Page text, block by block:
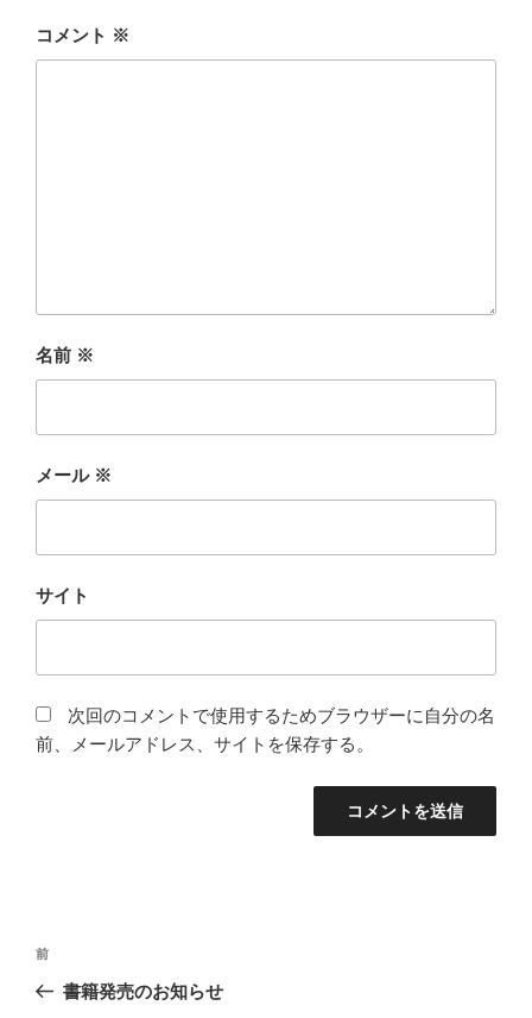
コメント ※
名前 ※
メール ※
サイト
次回のコメントで使用するためブラウザーに自分の名
前、メールアドレス、サイトを保存する。
投
前
の
前
書籍発売のお知らせ